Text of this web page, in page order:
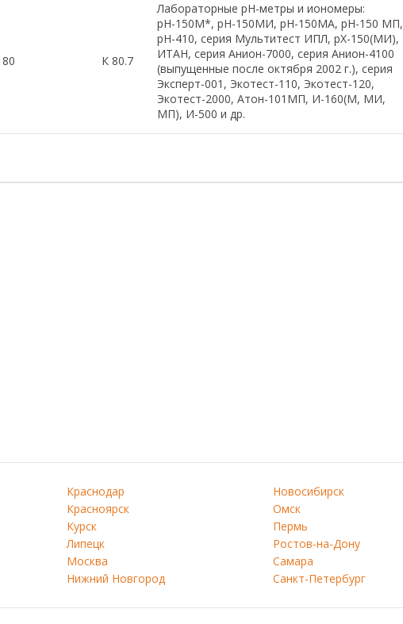
80 К 80.7
Лабораторные рН-метры и иономеры:
рН-150М*, рН-150МИ, рН-150МА, рН-150 МП,
pH-410, серия Мультитест ИПЛ, pX-150(МИ),
ИТАН, серия Анион-7000, серия Анион-4100
(выпущенные после октября 2002 г.), серия
Эксперт-001, Экотест-110, Экотест-120,
Экотест-2000, Атон-101МП, И-160(М, МИ,
МП), И-500 и др.
Краснодар
Красноярск
Курск
Липецк
Москва
Нижний Новгород
Новосибирск
Омск
Пермь
Ростов-на-Дону
Самара
Санкт-Петербург